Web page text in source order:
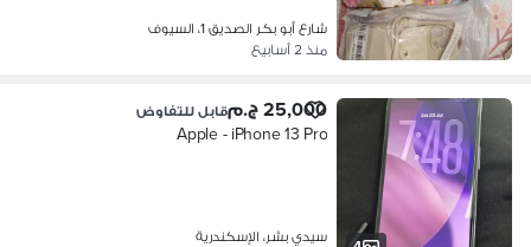
شارع أبو بكر الصديق 1، السيوف
منذ 2 أسابيع
25,000 ج.م قابل للتفاوض
Apple - iPhone 13 Pro
سيدي بشر، الإسكندرية